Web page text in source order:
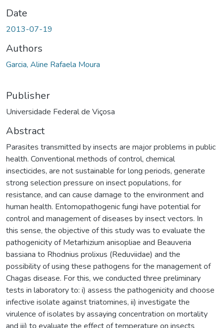
Date
2013-07-19
Authors
Garcia, Aline Rafaela Moura
Publisher
Universidade Federal de Viçosa
Abstract
Parasites transmitted by insects are major problems in public
health. Conventional methods of control, chemical
insecticides, are not sustainable for long periods, generate
strong selection pressure on insect populations, for
resistance, and can cause damage to the environment and
human health. Entomopathogenic fungi have potential for
control and management of diseases by insect vectors. In
this sense, the objective of this study was to evaluate the
pathogenicity of Metarhizium anisopliae and Beauveria
bassiana to Rhodnius prolixus (Reduviidae) and the
possibility of using these pathogens for the management of
Chagas disease. For this, we conducted three preliminary
tests in laboratory to: i) assess the pathogenicity and choose
infective isolate against triatomines, ii) investigate the
virulence of isolates by assaying concentration on mortality